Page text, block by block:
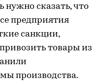
нужно сказать, что
предприятия
санкции,
товары из
производства.